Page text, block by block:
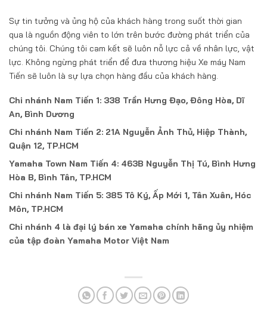
Sự tin tưởng và ủng hộ của khách hàng trong suốt thời gian
qua là nguồn động viên to lớn trên bước đường phát triển của
chúng tôi. Chúng tôi cam kết sẽ luôn nỗ lực cả về nhân lực, vật
lực. Không ngừng phát triển để đưa thương hiệu Xe máy Nam
Tiến sẽ luôn là sự lựa chọn hàng đầu của khách hàng.
Chi nhánh Nam Tiến 1: 338 Trần Hưng Đạo, Đông Hòa, Dĩ
An, Bình Dương
Chi nhánh Nam Tiến 2: 21A Nguyễn Ảnh Thủ, Hiệp Thành,
Quận 12, TP.HCM
Yamaha Town Nam Tiến 4: 463B Nguyễn Thị Tú, Bình Hưng
Hòa B, Bình Tân, TP.HCM
Chi nhánh Nam Tiến 5: 385 Tô Ký, Ấp Mới 1, Tân Xuân, Hóc
Môn, TP.HCM
Chi nhánh 4 là đại lý bán xe Yamaha chính hãng ủy nhiệm
của tập đoàn Yamaha Motor Việt Nam